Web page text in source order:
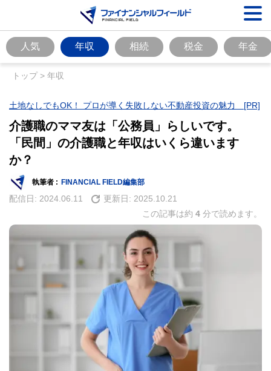
人気 年収 相続 税金 年金
トップ> 年収
土地なしでもOK！ プロが導く失敗しない不動産投資の魅力 [PR]
介護職のママ友は「公務員」らしいです。
「民間」の介護職と年収はいくら違います
か？
執筆者 : FINANCIAL FIELD編集部
配信日: 2024.06.11 更新日: 2025.10.21
この記事は約 4 分で読めます。